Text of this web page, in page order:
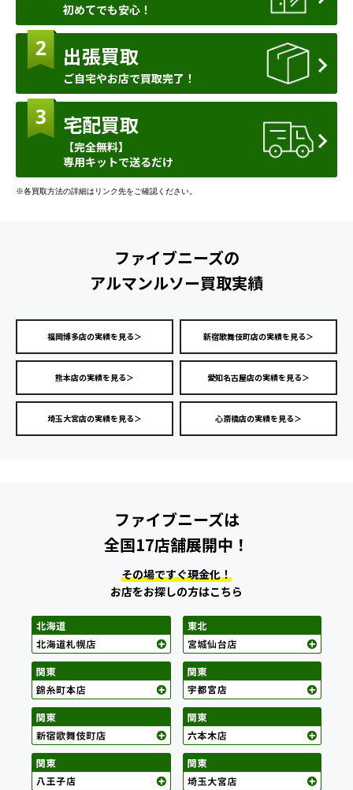
初めてでも安心！
出張買取
ご自宅やお店で買取完了！
宅配買取
【完全無料】
専用キットで送るだけ
※各買取方法の詳細はリンク先をご確認ください。
ファイブニーズの
アルマンルソー買取実績
福岡博多店の実績を見る＞ 新宿歌舞伎町店の実績を見る＞
熊本店の実績を見る＞ 愛知名古屋店の実績を見る＞
埼玉大宮店の実績を見る＞ 心斎橋店の実績を見る＞
ファイブニーズは
全国17店舗展開中！
その場ですぐ現金化！
お店をお探しの方はこちら